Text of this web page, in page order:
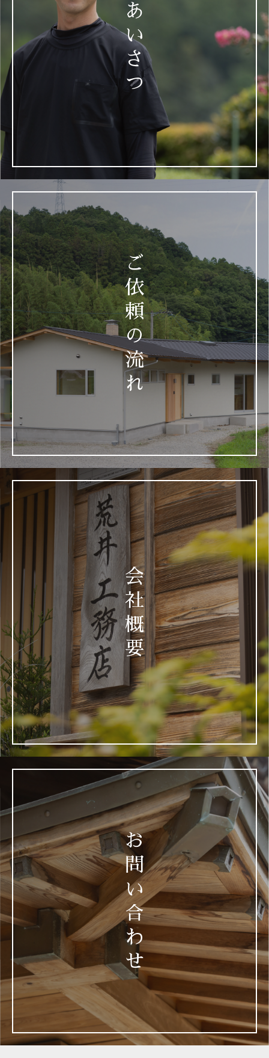
が入力または送信する情報
(2) ユーザーが本サービスの利用において、他のサービスと
連携を許可することにより、当該他のサービスからご提供い
ただく情報
ユーザーが、本サービスを利用するにあたり、ソーシャルネ
ットワーキングサービス等の他のサービスとの連携を許可
した場合には、その許可の際にご同意いただいた内容に基
づき、以下の情報を当該外部サービスから収集します。
・当該外部サービスでユーザーが利用するID
・その他当該外部サービスのプライバシー設定によりユー
(3) ユーザーが本サービスを利用するにあたって、当社が
収集する情報
当社は、本サービスへのアクセス状況やそのご利用方法に
関する情報を収集することがあります。これには以下の情
報が含まれます。
・リファラ
・IPアドレス
・サーバーアクセスログに関する情報
・Cookie、ADID、IDFAその他の識別子
(4) ユーザーが本サービスを利用するにあたって、当社が
ユーザーの個別同意に基づいて収集する情報
当社は、ユーザーが3-1に定める方法により個別に同意し
た場合、当社は以下の情報を利用中の端末から収集しま
本サービスのサービス提供にかかわる利用者情報の具体
的な利用目的は以下のとおりです。
(1) 本サービスに関する登録の受付、本人確認、ユーザー認
証、ユーザー設定の記録、利用料金の決済計算等本サービ
スの提供、維持、保護及び改善のため
(2) ユーザーのトラフィック測定及び行動測定のため
(3) 広告の配信、表示及び効果測定のため
(4) 本サービスに関するご案内、お問い合わせ等への対応
(5) 本サービスに関する当社の規約、ポリシー等（以下「規
約等」といいます。）に違反する行為に対する対応のため
(6) 本サービスに関する規約等の変更などを通知するため
3.通知・公表または同意取得の方法、利用中止要請の方法
3-1 以下の利用者情報については、その収集が行われる前
にユーザーの同意を得るものとします。
・位置情報
3-2 ユーザーは、本サービスの所定の設定を行うことによ
り、利用者情報の全部または一部についてその収集又は利
用の停止を求めることができ、この場合、当社は速やかに、
当社の定めるところに従い、その利用を停止します。なお利
用者情報の項目によっては、その収集または利用が本サー
ビスの前提となるため、当社所定の方法により本サービス
を退会した場合に限り、当社はその収集又は利用を停止し
4.外部送信、第三者提供、情報収集モジュールの有無
4-1 本サービスでは、以下の提携先が、ユーザーの端末に
Cookieを保存し、これを利用して利用者情報を蓄積及び
利用している場合があります。
(1) 提携先：matomo、googleアナリティクス
(2) 上記提携先のプライバシーポリシーのURL：
https://matomo.org/privacy-policy/
https://policies.google.com/privacy?hl=ja
(3) 上記提携先のオプトアウト（無効化）URL：
https://matomo.org/privacy-policy/
https://support.google.com/analytics/answer/181
881?hl=ja
(4) 利用目的：本サイトの閲覧状況及び当社サイトを含む
広告効果等の情報を解析するため
あ
い
さ
つ
ご
依
頼
の
流
れ
会
社
概
要
お
問
い
合
わ
せ